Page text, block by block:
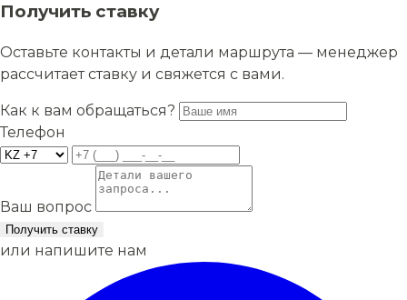
Получить ставку
Оставьте контакты и детали маршрута — менеджер
рассчитает ставку и свяжется с вами.
Как к вам обращаться?
Телефон
Ваш вопрос
Получить ставку
или напишите нам